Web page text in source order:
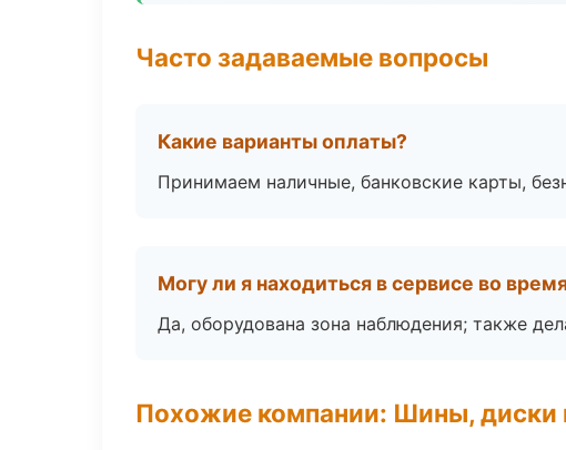
Часто задаваемые вопросы
Какие варианты оплаты?
Принимаем наличные, банковские карты,
Могу ли я находиться в сервисе во
Да, оборудована зона наблюдения; также
Похожие компании: Шины, диски